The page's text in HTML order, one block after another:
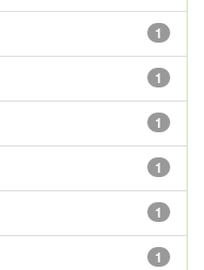
1
1
1
1
1
1